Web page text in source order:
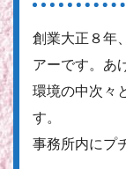
創業大正８年
アーです。あ
環境の中次々
す。
事務所内にプ